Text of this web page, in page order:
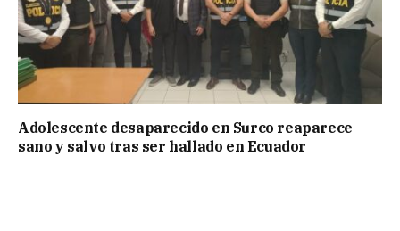
Adolescente desaparecido en Surco reaparece
sano y salvo tras ser hallado en Ecuador